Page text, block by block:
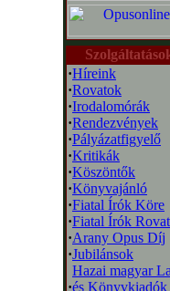
·Híreink
·Rovatok
·Irodalomórák
·Rendezvények
·Pályázatfigyelő
·Kritikák
·Köszöntők
·Könyvajánló
·Fiatal Írók Köre
·Fiatal Írók
·Arany Opus Díj
·Jubilánsok
·
Hazai magyar
és Könyvkiadók